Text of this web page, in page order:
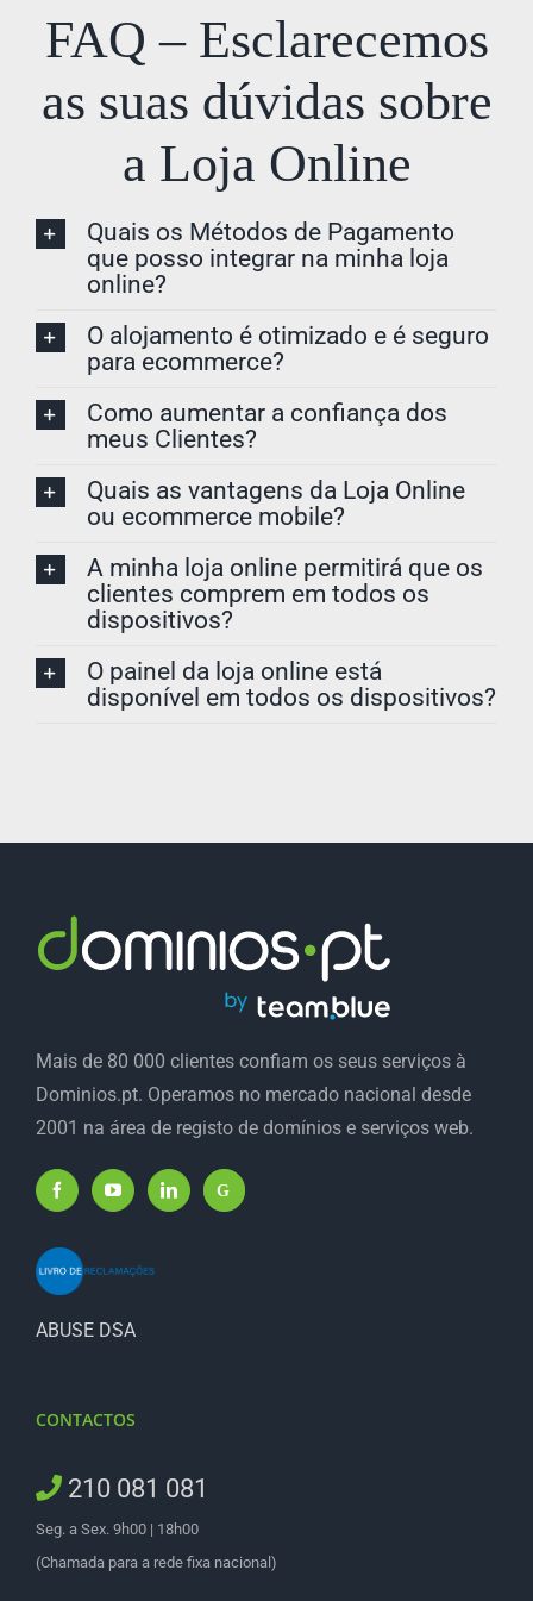
FAQ – Esclarecemos
as suas dúvidas sobre
a Loja Online
Quais os Métodos de Pagamento
que posso integrar na minha loja
online?
O alojamento é otimizado e é seguro
para ecommerce?
Como aumentar a confiança dos
meus Clientes?
Quais as vantagens da Loja Online
ou ecommerce mobile?
A minha loja online permitirá que os
clientes comprem em todos os
dispositivos?
O painel da loja online está
disponível em todos os dispositivos?
Mais de 80 000 clientes confiam os seus serviços à
Dominios.pt. Operamos no mercado nacional desde
2001 na área de registo de domínios e serviços web.
ABUSE DSA
CONTACTOS
210 081 081
Seg. a Sex. 9h00 | 18h00
(Chamada para a rede fixa nacional)